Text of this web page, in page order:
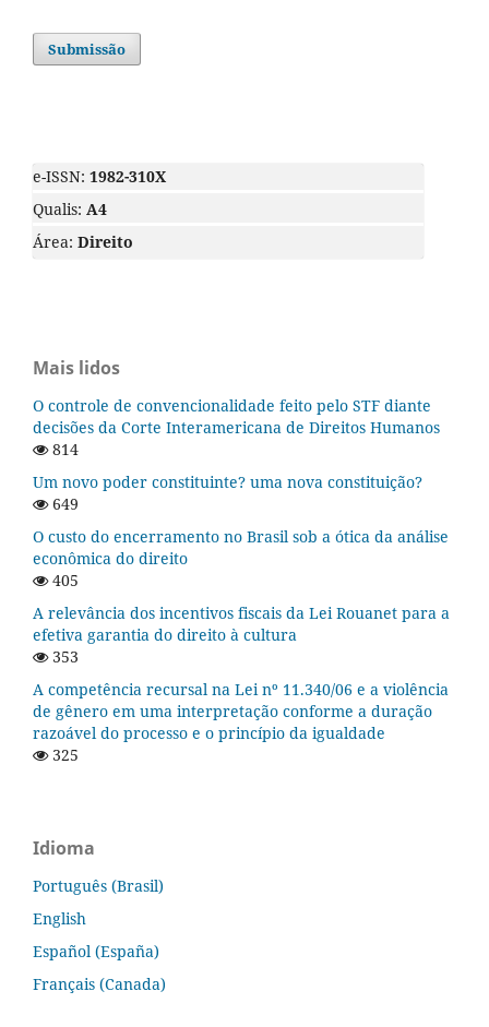
Submissão
e-ISSN: 1982-310X
Qualis: A4
Área: Direito
Mais lidos
O controle de convencionalidade feito pelo STF diante
decisões da Corte Interamericana de Direitos Humanos
814
Um novo poder constituinte? uma nova constituição?
649
O custo do encerramento no Brasil sob a ótica da análise
econômica do direito
405
A relevância dos incentivos fiscais da Lei Rouanet para a
efetiva garantia do direito à cultura
353
A competência recursal na Lei nº 11.340/06 e a violência
de gênero em uma interpretação conforme a duração
razoável do processo e o princípio da igualdade
325
Idioma
Português (Brasil)
English
Español (España)
Français (Canada)